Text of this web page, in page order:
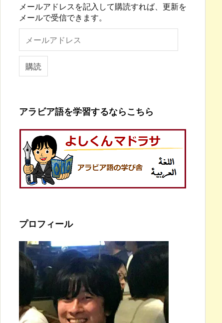
メールアドレスを記入して購読すれば、更新を
メールで受信できます。
ル
ア
ド
購読
アラビア語を学習するならこちら
プロフィール